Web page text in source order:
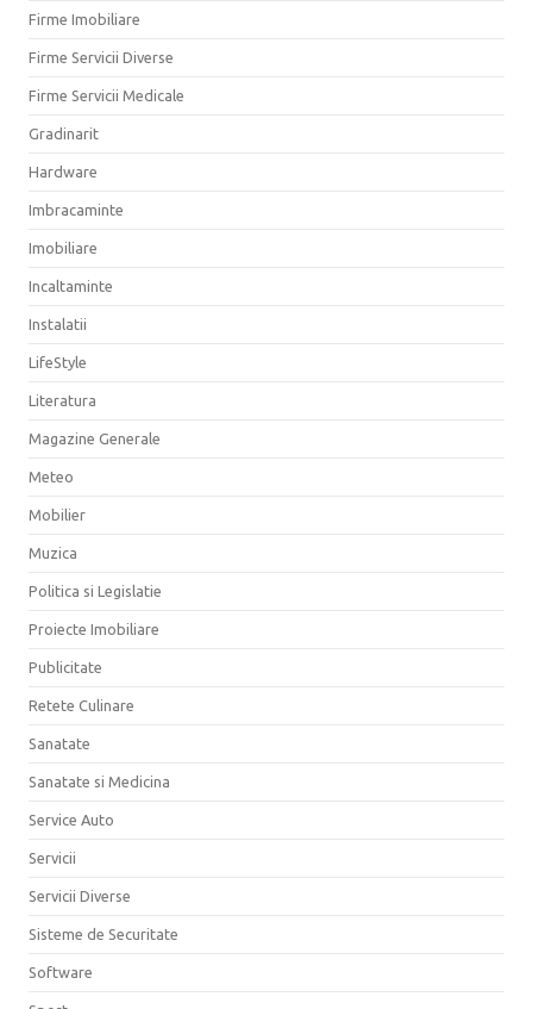
Firme Imobiliare
Firme Servicii Diverse
Firme Servicii Medicale
Gradinarit
Hardware
Imbracaminte
Imobiliare
Incaltaminte
Instalatii
LifeStyle
Literatura
Magazine Generale
Meteo
Mobilier
Muzica
Politica si Legislatie
Proiecte Imobiliare
Publicitate
Retete Culinare
Sanatate
Sanatate si Medicina
Service Auto
Servicii
Servicii Diverse
Sisteme de Securitate
Software